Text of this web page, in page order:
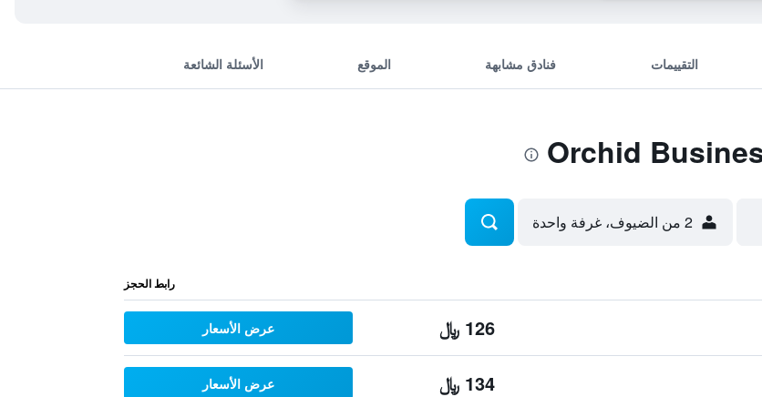
التقييمات فنادق مشابهة الموقع الأسئلة الشائعة
2 من الضيوف، غرفة واحدة
رابط الحجز
126 ﷼ عرض الأسعار
134 ﷼ عرض الأسعار